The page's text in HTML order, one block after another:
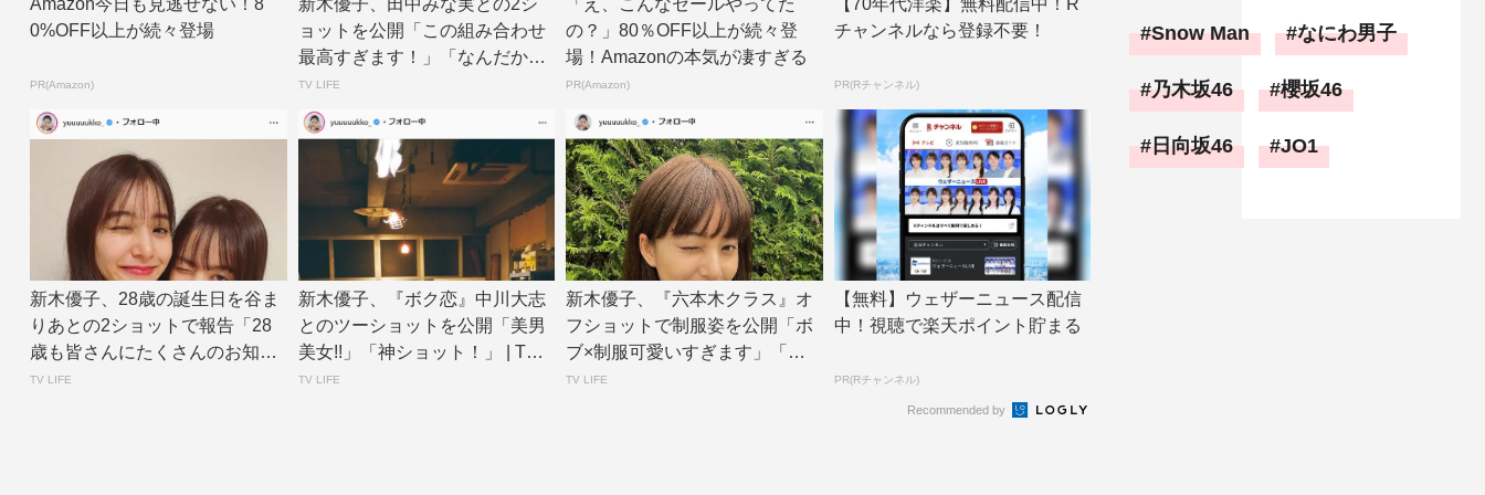
Amazon今日も見逃せない！8
0%OFF以上が続々登場
PR(Amazon)
新木優子、田中みな実との2シ
ョットを公開「この組み合わせ
最高すぎます！」「なんだか2
人姉妹みたいです...
TV LIFE
「え、こんなセールやってた
の？」80％OFF以上が続々登
場！Amazonの本気が凄すぎる
PR(Amazon)
【70年代洋楽】無料配信中！R
チャンネルなら登録不要！
PR(Rチャンネル)
新木優子、28歳の誕生日を谷ま
りあとの2ショットで報告「28
歳も皆さんにたくさんのお知ら
せができるよ...
TV LIFE
新木優子、『ボク恋』中川大志
とのツーショットを公開「美男
美女!!」「神ショット！」 | TV L
IF...
TV LIFE
新木優子、『六本木クラス』オ
フショットで制服姿を公開「ボ
ブ×制服可愛いすぎます」「め
ちゃくちゃ可愛く...
TV LIFE
【無料】ウェザーニュース配信
中！視聴で楽天ポイント貯まる
PR(Rチャンネル)
Recommended by
Snow Man なにわ男子
乃木坂46 櫻坂46
日向坂46 JO1